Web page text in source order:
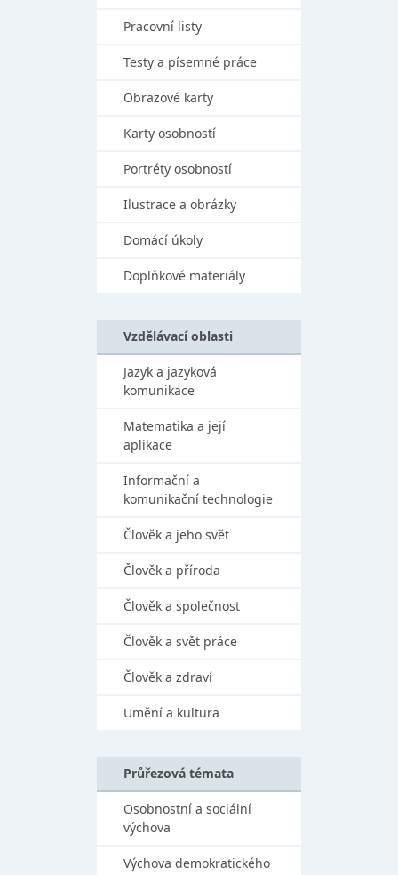
Pracovní listy
Testy a písemné práce
Obrazové karty
Karty osobností
Portréty osobností
Ilustrace a obrázky
Domácí úkoly
Doplňkové materiály
Vzdělávací oblasti
Jazyk a jazyková
komunikace
Matematika a její
aplikace
Informační a
komunikační technologie
Člověk a jeho svět
Člověk a příroda
Člověk a společnost
Člověk a svět práce
Člověk a zdraví
Umění a kultura
Průřezová témata
Osobnostní a sociální
výchova
Výchova demokratického